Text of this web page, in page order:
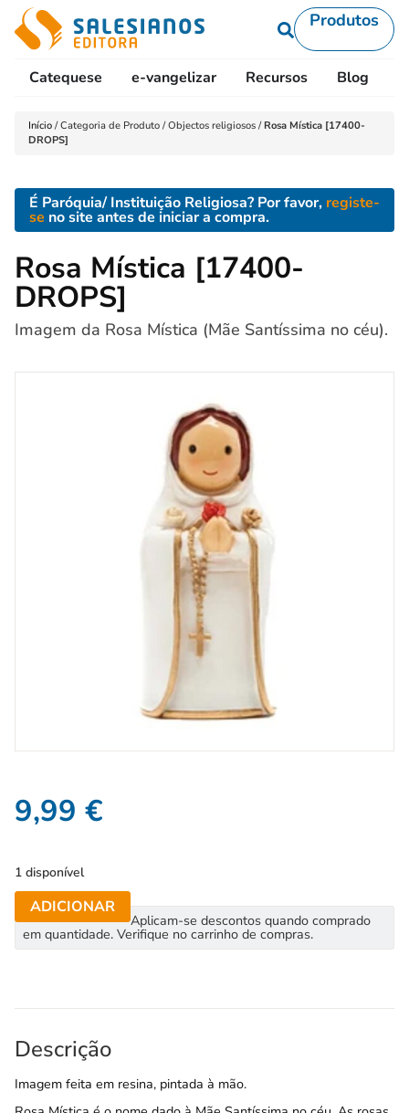
Produtos
Catequese e-vangelizar Recursos Blog
Início /Categoria de Produto /Objectos religiosos /Rosa Mística [17400-
DROPS]
É Paróquia/ Instituição Religiosa? Por favor, registe-
se no site antes de iniciar a compra.
Rosa Mística [17400-
DROPS]
Imagem da Rosa Mística (Mãe Santíssima no céu).
9,99 €
1 disponível
ADICIONAR
Aplicam-se descontos quando comprado
em quantidade. Verifique no carrinho de compras.
Descrição
Imagem feita em resina, pintada à mão.